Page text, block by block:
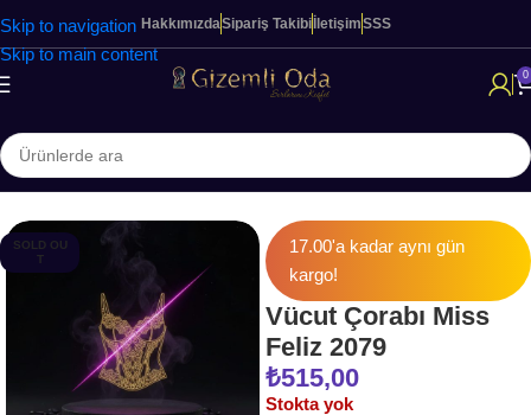
Skip to navigation
Skip to main content
HakkımızdaSipariş Takibi İletişimSSS
0
Ana Sayfa FANTEZİ & İÇ GİYİM
SOLD OU
T
17.00'a kadar aynı gün
kargo!
Vücut Çorabı Miss
Feliz 2079
₺515,00
Stokta yok